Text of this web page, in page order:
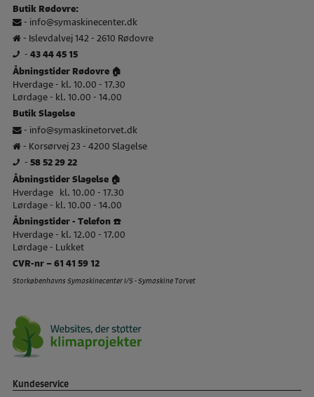
Butik Rødovre:
- info@symaskinecenter.dk
- Islevdalvej 142 - 2610 Rødovre
- 43 44 45 15
Åbningstider Rødovre 🏠
Hverdage - kl. 10.00 - 17.30
Lørdage - kl. 10.00 - 14.00
Butik Slagelse
- info@symaskinetorvet.dk
- Korsørvej 23 - 4200 Slagelse
- 58 52 29 22
Åbningstider Slagelse 🏠
Hverdage kl. 10.00 - 17.30
Lørdage - kl. 10.00 - 14.00
Åbningstider - Telefon ☎️
Hverdage - kl. 12.00 - 17.00
Lørdage - Lukket
CVR-nr – 61 41 59 12
Storkøbenhavns Symaskinecenter I/S - Symaskine Torvet
Kundeservice